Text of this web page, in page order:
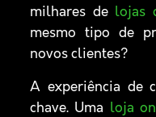
milhares de lojas
mesmo tipo de
novos clientes?
A experiência de
chave. Uma loja